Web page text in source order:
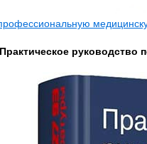
руководство